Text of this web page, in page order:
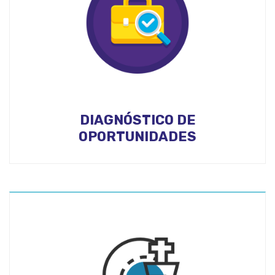
DIAGNÓSTICO DE
OPORTUNIDADES